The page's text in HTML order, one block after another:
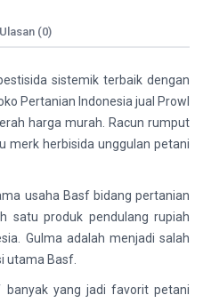
Ulasan (0)
sistemik terbaik dengan
Pertanian Indonesia jual Prowl
harga murah. Racun rumput
merk herbisida unggulan petani
usaha Basf bidang pertanian
satu produk pendulang rupiah
Gulma adalah menjadi salah
utama Basf.
yang jadi favorit petani